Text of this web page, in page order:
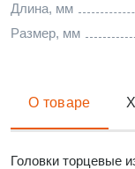
Длина, мм
Размер, мм
О товаре
Головки торцевые